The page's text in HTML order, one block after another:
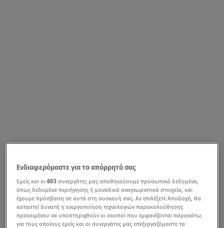
Ενδιαφερόμαστε για το απόρρητό σας
Εμείς και οι603 συνεργάτες μας αποθηκεύουμε προσωπικά δεδομένα,
όπως δεδομένα περιήγησης ή μοναδικά αναγνωριστικά στοιχεία, και
έχουμε πρόσβαση σε αυτά στη συσκευή σας. Αν επιλέξετε Αποδοχή, θα
καταστεί δυνατή η ενεργοποίηση τεχνολογιών παρακολούθησης
προκειμένου να υποστηριχθούν οι σκοποί που εμφανίζονται παρακάτω,
για τους οποίους εμείς και οι συνεργάτες μας επεξεργαζόμαστε τα